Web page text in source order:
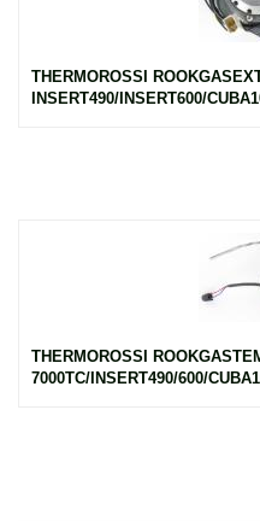
THERMOROSSI
INSERT490/INSERT600/
THERMOROSSI
7000TC/INSERT490/600/